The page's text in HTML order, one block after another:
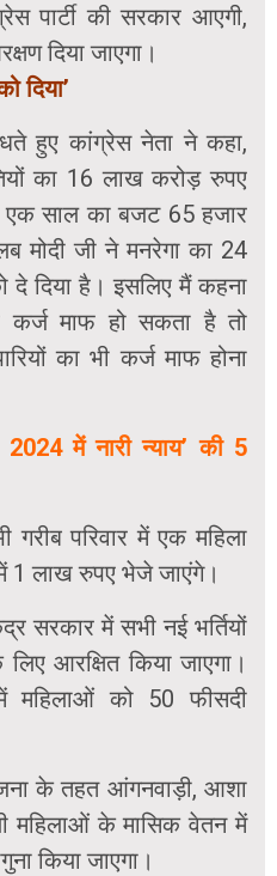
पार्टी की सरकार आएगी,
दिया जाएगा।
दिया’
हुए कांग्रेस नेता ने कहा,
का 16 लाख करोड़ रुपए
एक साल का बजट 65 हजार
मोदी जी ने मनरेगा का 24
दे दिया है। इसलिए मैं कहना
माफ हो सकता है तो
का भी कर्ज माफ होना
में नारी न्याय’ की 5
परिवार में एक महिला
1 लाख रुपए भेजे जाएंगे।
सरकार में सभी नई भर्तियों
आरक्षित किया जाएगा।
में महिलाओं को 50 फीसदी
के तहत आंगनवाड़ी, आशा
महिलाओं के मासिक वेतन में
किया जाएगा।